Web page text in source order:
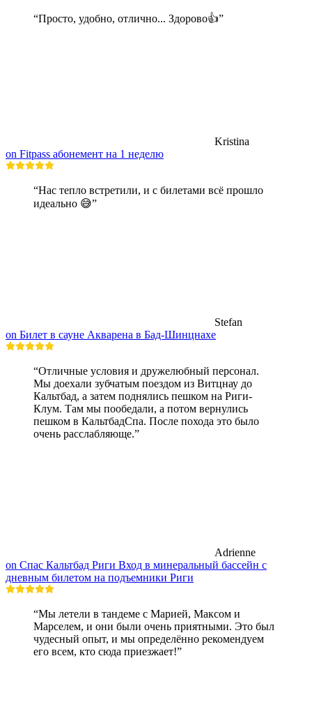
“Просто, удобно, отлично... Здорово👍”
Kristina
on Fitpass абонемент на 1 неделю
“Нас тепло встретили, и с билетами всё прошло
идеально 😅”
Stefan
on Билет в сауне Акварена в Бад-Шинцнахе
“Отличные условия и дружелюбный персонал.
Мы доехали зубчатым поездом из Витцнау до
Кальтбад, а затем поднялись пешком на Риги-
Клум. Там мы пообедали, а потом вернулись
пешком в КальтбадСпа. После похода это было
очень расслабляюще.”
Adrienne
on Спас Кальтбад Риги Вход в минеральный бассейн с
дневным билетом на подъемники Риги
“Мы летели в тандеме с Марией, Максом и
Марселем, и они были очень приятными. Это был
чудесный опыт, и мы определённо рекомендуем
его всем, кто сюда приезжает!”